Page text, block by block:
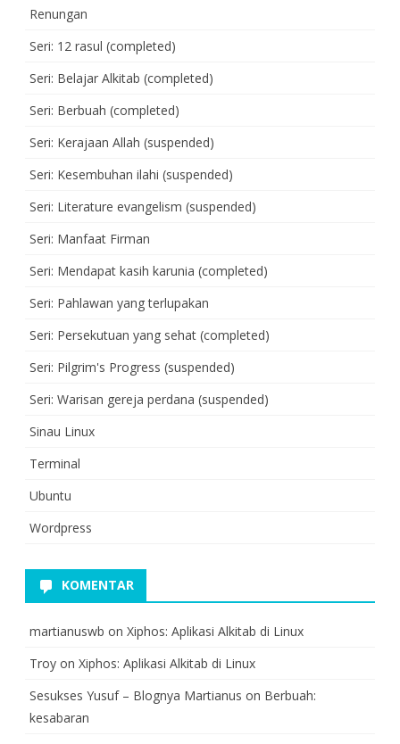
Renungan
Seri: 12 rasul (completed)
Seri: Belajar Alkitab (completed)
Seri: Berbuah (completed)
Seri: Kerajaan Allah (suspended)
Seri: Kesembuhan ilahi (suspended)
Seri: Literature evangelism (suspended)
Seri: Manfaat Firman
Seri: Mendapat kasih karunia (completed)
Seri: Pahlawan yang terlupakan
Seri: Persekutuan yang sehat (completed)
Seri: Pilgrim's Progress (suspended)
Seri: Warisan gereja perdana (suspended)
Sinau Linux
Terminal
Ubuntu
Wordpress
KOMENTAR
martianuswb on Xiphos: Aplikasi Alkitab di Linux
Troy on Xiphos: Aplikasi Alkitab di Linux
Sesukses Yusuf – Blognya Martianus on Berbuah:
kesabaran